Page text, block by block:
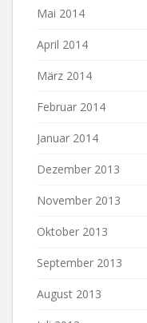
Mai 2014
April 2014
März 2014
Februar 2014
Januar 2014
Dezember 2013
November 2013
Oktober 2013
September 2013
August 2013